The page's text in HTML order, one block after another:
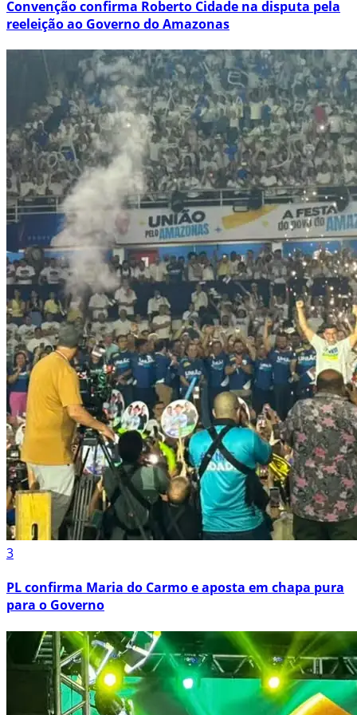
Convenção confirma Roberto Cidade na disputa pela
reeleição ao Governo do Amazonas
3
PL confirma Maria do Carmo e aposta em chapa pura
para o Governo